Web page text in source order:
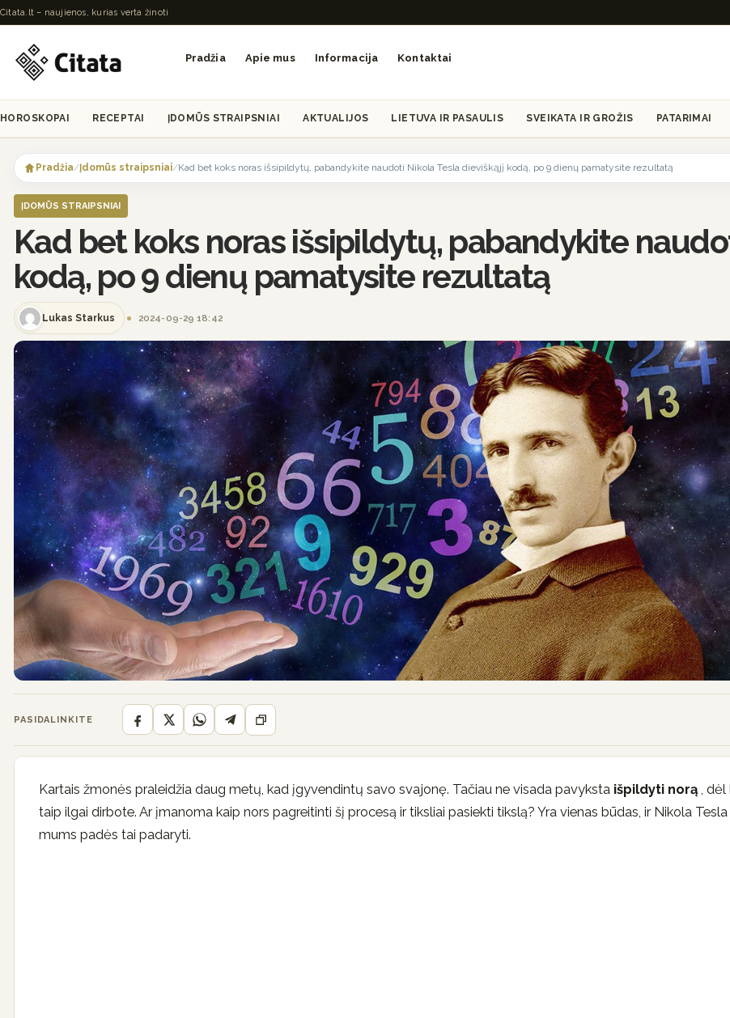
Citata.lt – naujienos, kurias verta žinoti
Pradžia Apie mus Informacija Kontaktai
HOROSKOPAI RECEPTAI ĮDOMŪS STRAIPSNIAI AKTUALIJOS LIETUVA IR PASAULIS SVEIKATA IR GROŽIS PATARIMAI
Pradžia/Įdomūs straipsniai/Kad bet koks noras išsipildytų, pabandykite naudoti Nikola Tesla dieviškąjį kodą, po 9 dienų pamatysite rezultatą
ĮDOMŪS STRAIPSNIAI
Kad bet koks noras išsipildytų, pabandykite
kodą, po 9 dienų pamatysite rezultatą
Lukas Starkus 2024-09-29 18:42
PASIDALINKITE
Kartais žmonės praleidžia daug metų, kad įgyvendintų savo svajonę. Tačiau ne visada pavyksta išpildyti norą ,
taip ilgai dirbote. Ar įmanoma kaip nors pagreitinti šį procesą ir tiksliai pasiekti tikslą? Yra vienas būdas, ir Nikola Tesla
mums padės tai padaryti.